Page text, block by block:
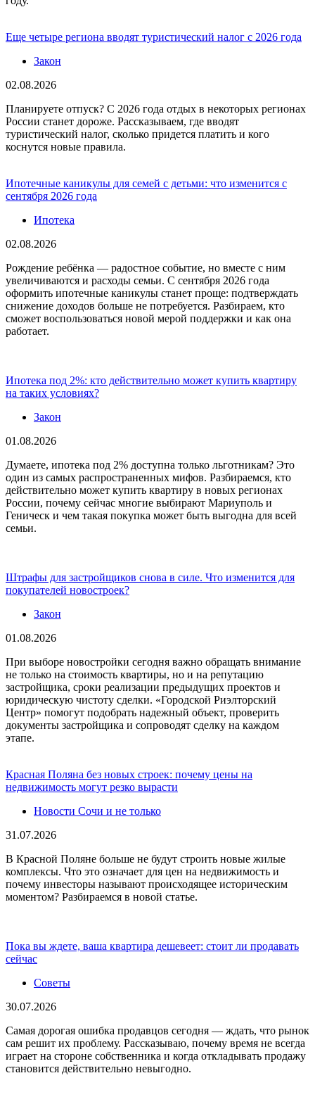
Еще четыре региона вводят туристический налог с 2026 года
Закон
02.08.2026
Планируете отпуск? С 2026 года отдых в некоторых регионах
России станет дороже. Рассказываем, где вводят
туристический налог, сколько придется платить и кого
коснутся новые правила.
Ипотечные каникулы для семей с детьми: что изменится с
сентября 2026 года
Ипотека
02.08.2026
Рождение ребёнка — радостное событие, но вместе с ним
увеличиваются и расходы семьи. С сентября 2026 года
оформить ипотечные каникулы станет проще: подтверждать
снижение доходов больше не потребуется. Разбираем, кто
сможет воспользоваться новой мерой поддержки и как она
работает.
Ипотека под 2%: кто действительно может купить квартиру
на таких условиях?
Закон
01.08.2026
Думаете, ипотека под 2% доступна только льготникам? Это
один из самых распространенных мифов. Разбираемся, кто
действительно может купить квартиру в новых регионах
России, почему сейчас многие выбирают Мариуполь и
Геническ и чем такая покупка может быть выгодна для всей
семьи.
Штрафы для застройщиков снова в силе. Что изменится для
покупателей новостроек?
Закон
01.08.2026
При выборе новостройки сегодня важно обращать внимание
не только на стоимость квартиры, но и на репутацию
застройщика, сроки реализации предыдущих проектов и
юридическую чистоту сделки. «Городской Риэлторский
Центр» помогут подобрать надежный объект, проверить
документы застройщика и сопроводят сделку на каждом
этапе.
Красная Поляна без новых строек: почему цены на
недвижимость могут резко вырасти
Новости Сочи и не только
31.07.2026
В Красной Поляне больше не будут строить новые жилые
комплексы. Что это означает для цен на недвижимость и
почему инвесторы называют происходящее историческим
моментом? Разбираемся в новой статье.
Пока вы ждете, ваша квартира дешевеет: стоит ли продавать
сейчас
Советы
30.07.2026
Самая дорогая ошибка продавцов сегодня — ждать, что рынок
сам решит их проблему. Рассказываю, почему время не всегда
играет на стороне собственника и когда откладывать продажу
становится действительно невыгодно.